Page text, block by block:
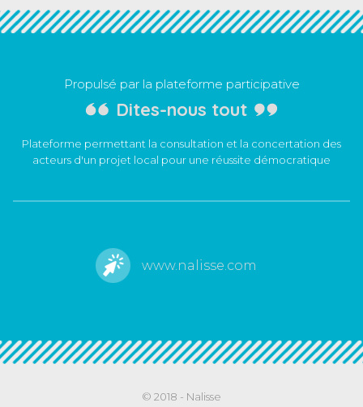
Propulsé par la plateforme participative
Dites-nous tout
Plateforme permettant la consultation et la concertation des
acteurs d'un projet local pour une réussite démocratique
www.nalisse.com
© 2018 - Nalisse